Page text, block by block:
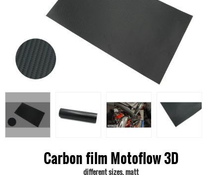
Carbon film Motoflow 3D
different sizes, matt